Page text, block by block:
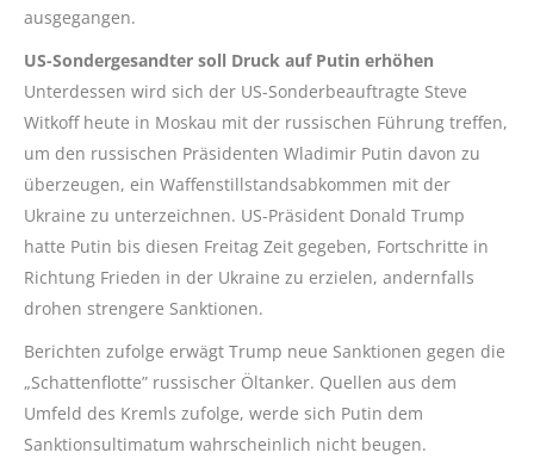
ausgegangen.
US-Sondergesandter soll Druck auf Putin erhöhen
Unterdessen wird sich der US-Sonderbeauftragte Steve
Witkoff heute in Moskau mit der russischen Führung treffen,
um den russischen Präsidenten Wladimir Putin davon zu
überzeugen, ein Waffenstillstandsabkommen mit der
Ukraine zu unterzeichnen. US-Präsident Donald Trump
hatte Putin bis diesen Freitag Zeit gegeben, Fortschritte in
Richtung Frieden in der Ukraine zu erzielen, andernfalls
drohen strengere Sanktionen.
Berichten zufolge erwägt Trump neue Sanktionen gegen die
„Schattenflotte” russischer Öltanker. Quellen aus dem
Umfeld des Kremls zufolge, werde sich Putin dem
Sanktionsultimatum wahrscheinlich nicht beugen.